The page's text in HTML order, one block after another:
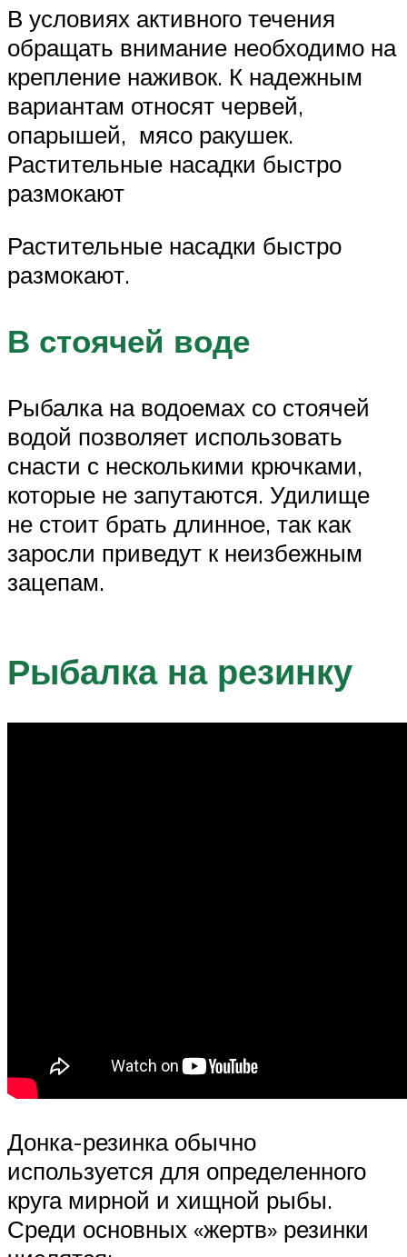
В условиях активного течения
обращать внимание необходимо на
крепление наживок. К надежным
вариантам относят червей,
опарышей, мясо ракушек.
Растительные насадки быстро
размокают
Растительные насадки быстро
размокают.
В стоячей воде
Рыбалка на водоемах со стоячей
водой позволяет использовать
снасти с несколькими крючками,
которые не запутаются. Удилище
не стоит брать длинное, так как
заросли приведут к неизбежным
зацепам.
Рыбалка на резинку
Донка-резинка обычно
используется для определенного
круга мирной и хищной рыбы.
Среди основных «жертв» резинки